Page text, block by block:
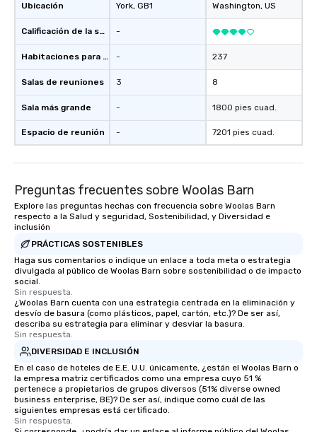
Ubicación
Calificación de la sede
Habitaciones para huéspedes
Salas de reuniones
Sala más grande
Espacio de reunión
York, GB1
-
-
3
-
-
Washington, US
237
8
1800 pies cuad.
7201 pies cuad.
Preguntas frecuentes sobre Woolas Barn
Explore las preguntas hechas con frecuencia sobre Woolas Barn
respecto a la Salud y seguridad, Sostenibilidad, y Diversidad e
inclusión
PRÁCTICAS SOSTENIBLES
Haga sus comentarios o indique un enlace a toda meta o estrategia
divulgada al público de Woolas Barn sobre sostenibilidad o de impacto
social.
Sin respuesta.
¿Woolas Barn cuenta con una estrategia centrada en la eliminación y
desvío de basura (como plásticos, papel, cartón, etc.)? De ser así,
describa su estrategia para eliminar y desviar la basura.
Sin respuesta.
DIVERSIDAD E INCLUSIÓN
En el caso de hoteles de E.E. U.U. únicamente, ¿están el Woolas Barn o
la empresa matriz certificados como una empresa cuyo 51 %
pertenece a propietarios de grupos diversos (51% diverse owned
business enterprise, BE)? De ser así, indique como cuál de las
siguientes empresas está certificado.
Sin respuesta.